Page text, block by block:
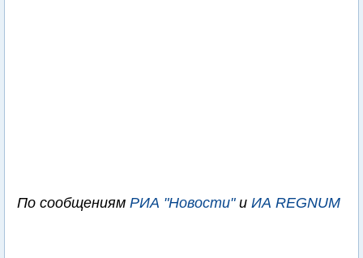
По сообщениям РИА "Новости"и ИА REGNUM